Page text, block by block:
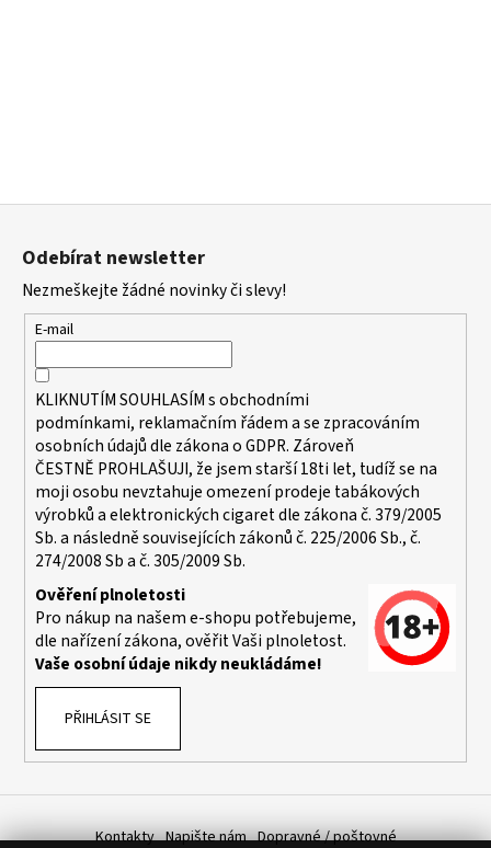
Z
Odebírat newsletter
Nezmeškejte žádné novinky či slevy!
E-mail
KLIKNUTÍM SOUHLASÍM sobchodními
podmínkami, reklamačním řádem a se zpracováním
osobních údajů dle zákona oGDPR. Zároveň
ČESTNĚ PROHLAŠUJI, že jsem starší 18ti let, tudíž se na
moji osobu nevztahuje omezení prodeje tabákových
výrobků a elektronických cigaret dle zákona č. 379/2005
Sb. a následně souvisejících zákonů č. 225/2006 Sb., č.
274/2008 Sb a č. 305/2009 Sb.
Ověření plnoletosti
Pro nákup na našem e-shopu potřebujeme,
dle nařízení zákona, ověřit Vaši plnoletost.
Vaše osobní údaje nikdy neukládáme!
PŘIHLÁSIT SE
Kontakty Napište nám Dopravné / poštovné